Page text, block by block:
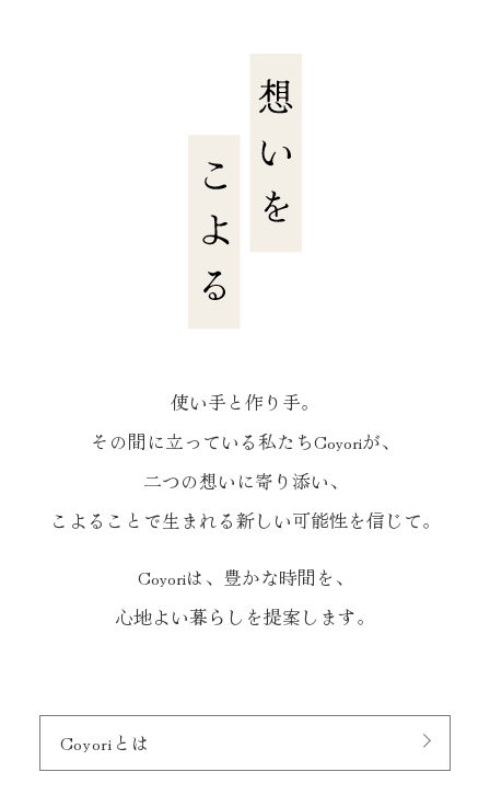
使い手と作り手。
その間に立っている私たちCoyoriが、
二つの想いに寄り添い、
こよることで生まれる新しい可能性を信じて。
Coyoriは、豊かな時間を、
心地よい暮らしを提案します。
Coyoriとは